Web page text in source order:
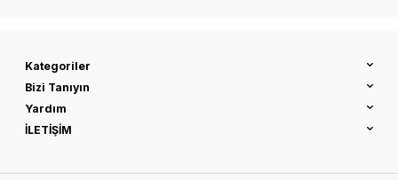
Kategoriler
Bizi Tanıyın
Yardım
İLETİŞİM